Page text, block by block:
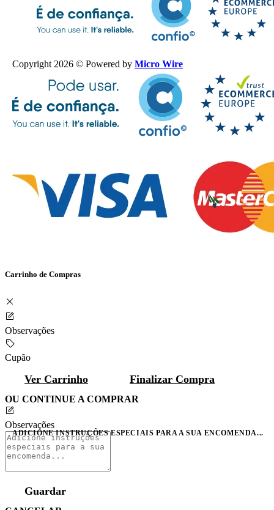
Copyright 2026 © Powered by Micro Wire
Carrinho de Compras
Observações
Cupão
Ver Carrinho Finalizar Compra
OU CONTINUE A COMPRAR
Observações
ADICIONE INSTRUÇÕES ESPECIAIS PARA A SUA ENCOMENDA...
Guardar